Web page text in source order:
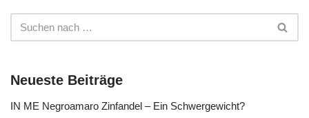
Neueste Beiträge
IN ME Negroamaro Zinfandel – Ein Schwergewicht?